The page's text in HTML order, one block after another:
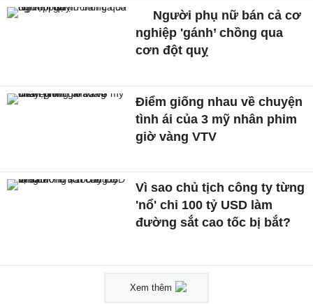
Người phụ nữ bán cả cơ
nghiệp 'gánh’ chồng qua
cơn đột quỵ
Điểm giống nhau về chuyện
tình ái của 3 mỹ nhân phim
giờ vàng VTV
Vì sao chủ tịch công ty từng
'nổ' chi 100 tỷ USD làm
đường sắt cao tốc bị bắt?
Xem thêm